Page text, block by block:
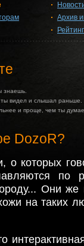
Архив
знаешь.
видел и слышал раньше.
и проще, чем ты
DozoR?
о которых
по
Они
на таких